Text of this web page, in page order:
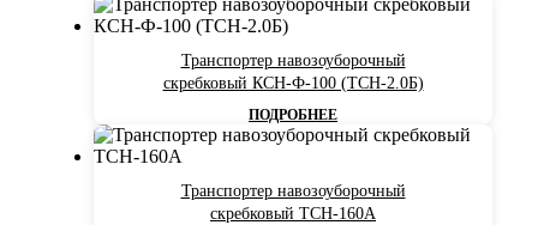
Транспортер навозоуборочный
скребковый КСН-Ф-100 (ТСН-2.0Б)
ПОДРОБНЕЕ
Транспортер навозоуборочный
скребковый ТСН-160А